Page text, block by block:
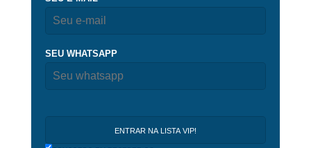
SEU WHATSAPP